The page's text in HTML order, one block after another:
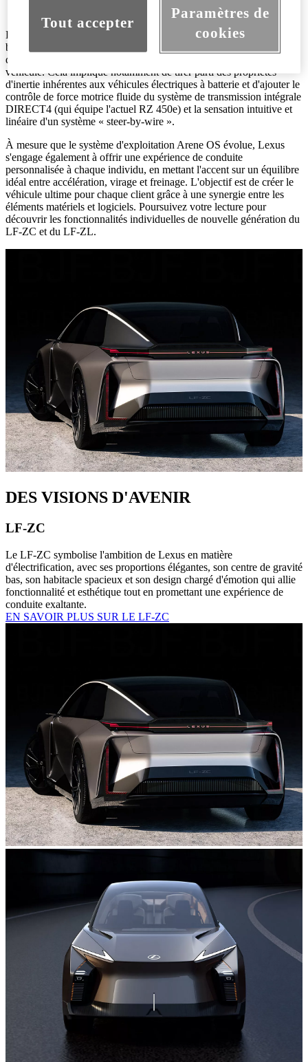
PERFORMANCES DE CONDUITE
Dans le cadre du développement de ses voitures électriques à
batterie de nouvelle génération, Lexus s'efforce d'améliorer le plaisir
de la conduite, créant un sentiment d'unité entre le conducteur et le
véhicule. Cela implique notamment de tirer parti des propriétés
d'inertie inhérentes aux véhicules électriques à batterie et d'ajouter le
contrôle de force motrice fluide du système de transmission intégrale
DIRECT4 (qui équipe l'actuel RZ 450e) et la sensation intuitive et
linéaire d'un système « steer-by-wire ».
À mesure que le système d'exploitation Arene OS évolue, Lexus
s'engage également à offrir une expérience de conduite
personnalisée à chaque individu, en mettant l'accent sur un équilibre
idéal entre accélération, virage et freinage. L'objectif est de créer le
véhicule ultime pour chaque client grâce à une synergie entre les
éléments matériels et logiciels. Poursuivez votre lecture pour
découvrir les fonctionnalités individuelles de nouvelle génération du
LF-ZC et du LF-ZL.
DES VISIONS D'AVENIR
LF-ZC
Le LF-ZC symbolise l'ambition de Lexus en matière
d'électrification, avec ses proportions élégantes, son centre de gravité
bas, son habitacle spacieux et son design chargé d'émotion qui allie
fonctionnalité et esthétique tout en promettant une expérience de
conduite exaltante.
EN SAVOIR PLUS SUR LE LF-ZC
Tout accepter
Paramètres de
cookies